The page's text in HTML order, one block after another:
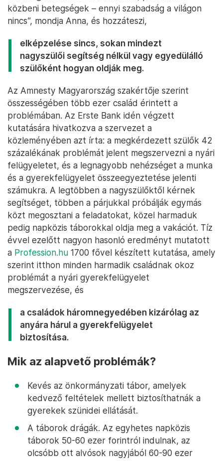
közbeni betegségek – ennyi szabadság a világon
nincs”, mondja Anna, és hozzáteszi,
elképzelése sincs, sokan mindezt
nagyszülői segítség nélkül vagy egyedülálló
szülőként hogyan oldják meg.
Az Amnesty Magyarország szakértője szerint
összességében több ezer család érintett a
problémában. Az Erste Bank idén végzett
kutatására hivatkozva a szervezet a
közleményében azt írta: a megkérdezett szülők 42
százalékának problémát jelent megszervezni a nyári
felügyeletet, és a legnagyobb nehézséget a munka
és a gyerekfelügyelet összeegyeztetése jelenti
számukra. A legtöbben a nagyszülőktől kérnek
segítséget, többen a párjukkal próbálják egymás
közt megosztani a feladatokat, közel harmaduk
pedig napközis táborokkal oldja meg a vakációt. Tíz
évvel ezelőtt nagyon hasonló eredményt mutatott
a Profession.hu 1700 fővel készített kutatása, amely
szerint itthon minden harmadik családnak okoz
problémát a nyári gyerekfelügyelet
megszervezése, és
a családok háromnegyedében kizárólag az
anyára hárul a gyerekfelügyelet
biztosítása.
Mik az alapvető problémák?
Kevés az önkormányzati tábor, amelyek
kedvező feltételek mellett biztosíthatnák a
gyerekek szünidei ellátását.
A táborok drágák. Az egyhetes napközis
táborok 50-60 ezer forintról indulnak, az
olcsóbb ott alvósok nagyjából 60-90 ezer